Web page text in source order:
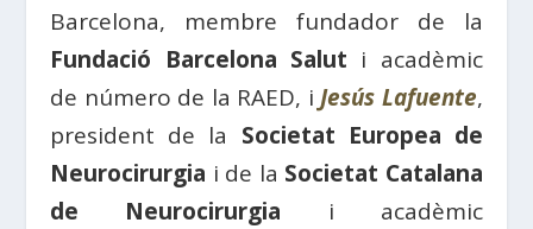
Barcelona, membre fundador de la
Fundació Barcelona Salut i acadèmic
de número de la RAED, iJesús Lafuente,
president de la Societat Europea de
Neurocirurgia i de la Societat Catalana
de Neurocirurgia i acadèmic